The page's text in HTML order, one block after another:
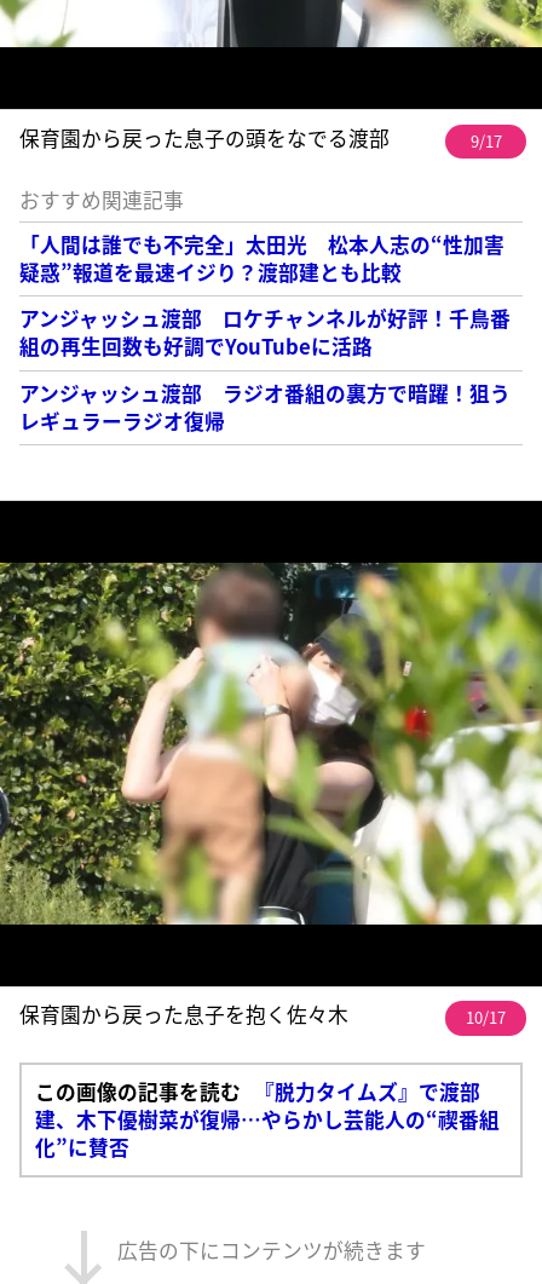
保育園から戻った息子の頭をなでる渡部 9/17
おすすめ関連記事
「人間は誰でも不完全」太田光 松本人志の“性加害
疑惑”報道を最速イジり？渡部建とも比較
アンジャッシュ渡部 ロケチャンネルが好評！千鳥番
組の再生回数も好調でYouTubeに活路
アンジャッシュ渡部 ラジオ番組の裏方で暗躍！狙う
レギュラーラジオ復帰
保育園から戻った息子を抱く佐々木 10/17
この画像の記事を読む
『脱力タイムズ』で渡部
建、木下優樹菜が復帰…やらかし芸能人の“禊番組
化”に賛否
広告の下にコンテンツが続きます